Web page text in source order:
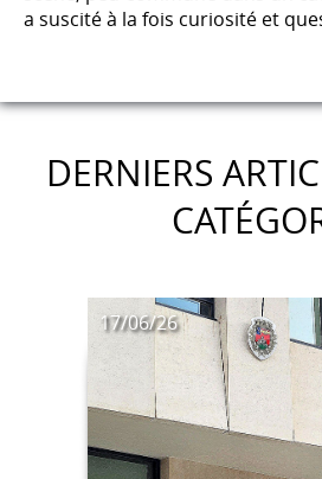
a suscité à la fois curiosité et
DERNIERS
17/06/26